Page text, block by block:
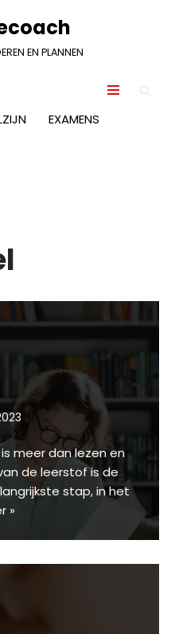
EN PLANNEN
EXAMENS
meer dan lezen en
de leerstof is de
stap, in het
»